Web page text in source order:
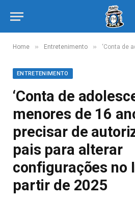
Home » Entretenimento » ‘Conta de adolescente’: menores de 16
ENTRETENIMENTO
‘Conta de
menores de 16
precisar de
pais para alterar
configurações no
partir de 2025